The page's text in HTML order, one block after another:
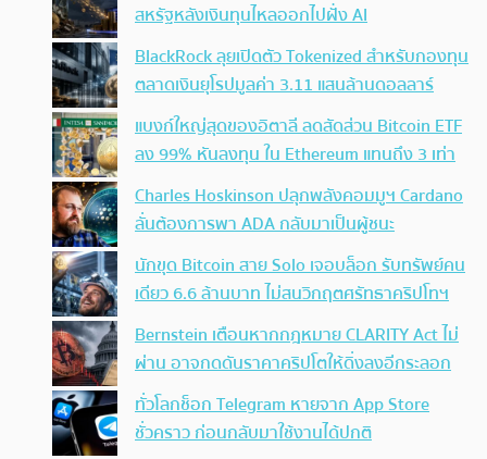
สหรัฐหลังเงินทุนไหลออกไปฝั่ง AI
BlackRock ลุยเปิดตัว Tokenized สำหรับกองทุน
ตลาดเงินยุโรปมูลค่า 3.11 แสนล้านดอลลาร์
แบงก์ใหญ่สุดของอิตาลี ลดสัดส่วน Bitcoin ETF
ลง 99% หันลงทุน ใน Ethereum แทนถึง 3 เท่า
Charles Hoskinson ปลุกพลังคอมมูฯ Cardano
ลั่นต้องการพา ADA กลับมาเป็นผู้ชนะ
นักขุด Bitcoin สาย Solo เจอบล็อก รับทรัพย์คน
เดียว 6.6 ล้านบาท ไม่สนวิกฤตศรัทธาคริปโทฯ
Bernstein เตือนหากกฎหมาย CLARITY Act ไม่
ผ่าน อาจกดดันราคาคริปโตให้ดิ่งลงอีกระลอก
ทั่วโลกช็อก Telegram หายจาก App Store
ชั่วคราว ก่อนกลับมาใช้งานได้ปกติ